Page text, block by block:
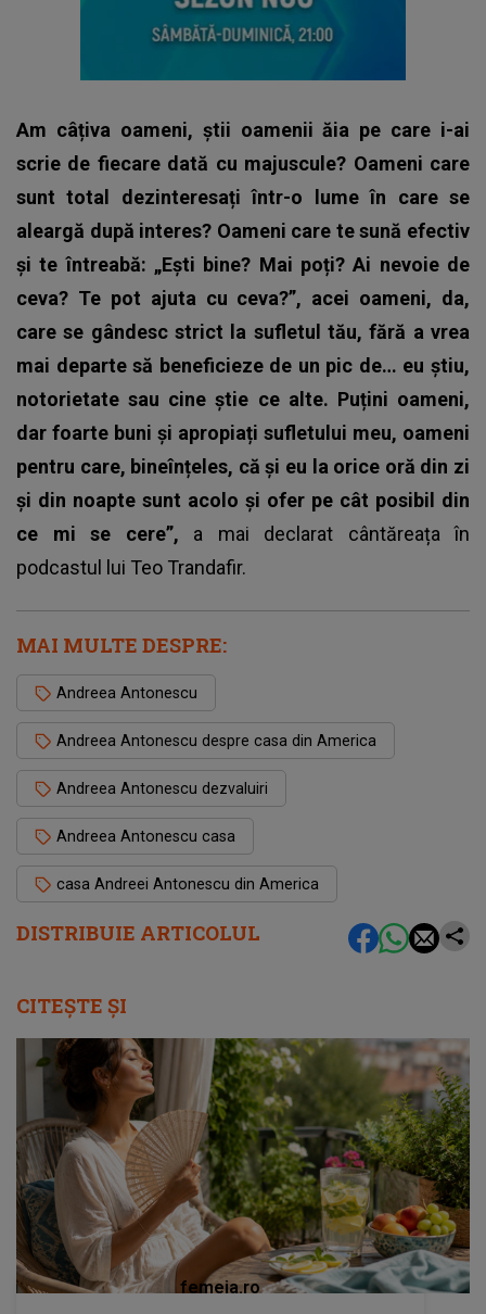
DISTRIBUIE ARTICOLUL
Am câțiva oameni, știi oamenii ăia pe care i-ai
scrie de fiecare dată cu majuscule? Oameni care
sunt total dezinteresați într-o lume în care se
aleargă după interes? Oameni care te sună efectiv
și te întreabă: „Ești bine? Mai poți? Ai nevoie de
ceva? Te pot ajuta cu ceva?”, acei oameni, da,
care se gândesc strict la sufletul tău, fără a vrea
mai departe să beneficieze de un pic de… eu știu,
notorietate sau cine știe ce alte. Puțini oameni,
dar foarte buni și apropiați sufletului meu, oameni
pentru care, bineînțeles, că și eu la orice oră din zi
și din noapte sunt acolo și ofer pe cât posibil din
ce mi se cere”, a mai declarat cântăreața în
podcastul lui Teo Trandafir.
MAI MULTE DESPRE:
Andreea Antonescu
Andreea Antonescu despre casa din America
Andreea Antonescu dezvaluiri
Andreea Antonescu casa
casa Andreei Antonescu din America
CITEȘTE ȘI
femeia.ro